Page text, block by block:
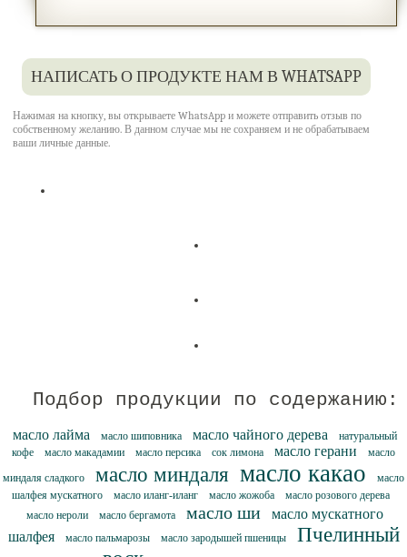
НАПИСАТЬ О ПРОДУКТЕ НАМ В WHATSAPP
Нажимая на кнопку, вы открываете WhatsApp и можете отправить отзыв по
собственному желанию. В данном случае мы не сохраняем и не обрабатываем
ваши личные данные.
Подбор продукции по содержанию:
масло лайма масло шиповника масло чайного дерева
натуральный
кофе
масло макадамии масло персика сок лимона масло герани
масло
миндаля сладкого
масло миндаля масло какао
масло
шалфея мускатного
масло иланг-иланг масло жожоба
масло розового дерева
масло нероли
масло бергамота масло ши
масло мускатного
шалфея
масло пальмарозы масло зародышей пшеницы
Пчелинный